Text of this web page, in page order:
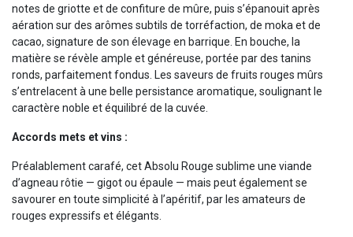
notes de griotte et de confiture de mûre, puis s’épanouit après
aération sur des arômes subtils de torréfaction, de moka et de
cacao, signature de son élevage en barrique. En bouche, la
matière se révèle ample et généreuse, portée par des tanins
ronds, parfaitement fondus. Les saveurs de fruits rouges mûrs
s’entrelacent à une belle persistance aromatique, soulignant le
caractère noble et équilibré de la cuvée.
Accords mets et vins :
Préalablement carafé, cet Absolu Rouge sublime une viande
d’agneau rôtie — gigot ou épaule — mais peut également se
savourer en toute simplicité à l’apéritif, par les amateurs de
rouges expressifs et élégants.